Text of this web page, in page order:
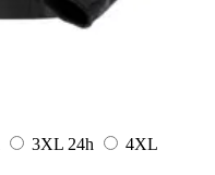
3XL 24h
4XL